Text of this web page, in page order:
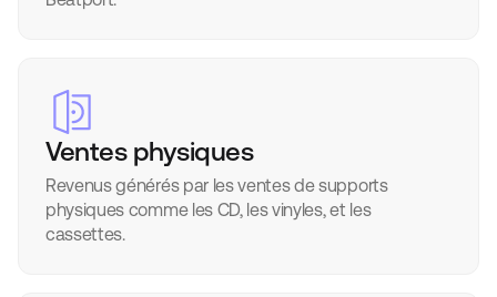
Ventes physiques
Revenus générés par les ventes de supports
physiques comme les CD, les vinyles, et les
cassettes.